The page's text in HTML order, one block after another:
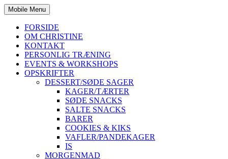
Mobile Menu
FORSIDE
OM CHRISTINE
KONTAKT
PERSONLIG TRÆNING
EVENTS & WORKSHOPS
OPSKRIFTER
DESSERT/SØDE SAGER
KAGER/TÆRTER
SØDE SNACKS
SALTE SNACKS
BARER
COOKIES & KIKS
VAFLER/PANDEKAGER
IS
MORGENMAD